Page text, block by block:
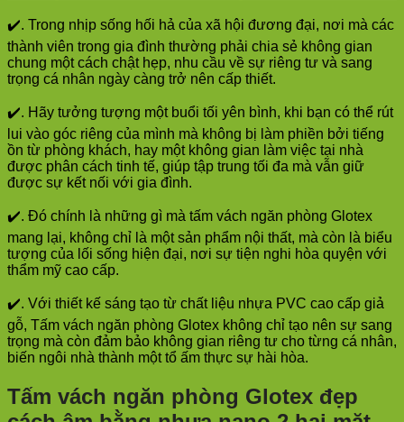
✔️. Trong nhịp sống hối hả của xã hội đương đại, nơi mà các
thành viên trong gia đình thường phải chia sẻ không gian
chung một cách chật hẹp, nhu cầu về sự riêng tư và sang
trọng cá nhân ngày càng trở nên cấp thiết.
✔️. Hãy tưởng tượng một buổi tối yên bình, khi bạn có thể rút
lui vào góc riêng của mình mà không bị làm phiền bởi tiếng
ồn từ phòng khách, hay một không gian làm việc tại nhà
được phân cách tinh tế, giúp tập trung tối đa mà vẫn giữ
được sự kết nối với gia đình.
✔️. Đó chính là những gì mà tấm vách ngăn phòng Glotex
mang lại, không chỉ là một sản phẩm nội thất, mà còn là biểu
tượng của lối sống hiện đại, nơi sự tiện nghi hòa quyện với
thẩm mỹ cao cấp.
✔️. Với thiết kế sáng tạo từ chất liệu nhựa PVC cao cấp giả
gỗ, Tấm vách ngăn phòng Glotex không chỉ tạo nên sự sang
trọng mà còn đảm bảo không gian riêng tư cho từng cá nhân,
biến ngôi nhà thành một tổ ấm thực sự hài hòa.
Tấm vách ngăn phòng Glotex đẹp